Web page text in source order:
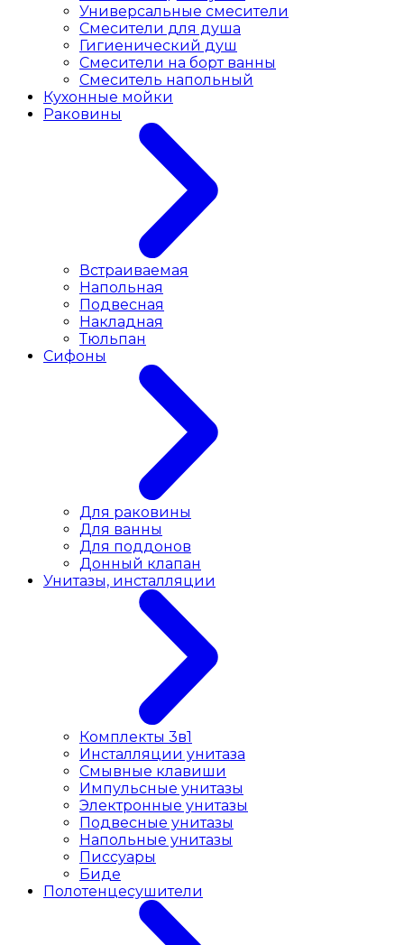
Универсальные смесители
Смесители для душа
Гигиенический душ
Смесители на борт ванны
Смеситель напольный
Кухонные мойки
Раковины
Встраиваемая
Напольная
Подвесная
Накладная
Тюльпан
Сифоны
Для раковины
Для ванны
Для поддонов
Донный клапан
Унитазы, инсталляции
Комплекты 3в1
Инсталляции унитаза
Смывные клавиши
Импульсные унитазы
Электронные унитазы
Подвесные унитазы
Напольные унитазы
Писсуары
Биде
Полотенцесушители